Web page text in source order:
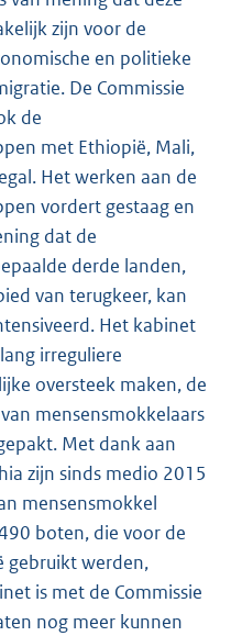
zijn voor de
en politieke
De Commissie
de
met Ethiopië, Mali,
Het werken aan de
vordert gestaag en
dat de
derde landen,
van terugkeer, kan
Het kabinet
irreguliere
oversteek maken, de
mensensmokkelaars
Met dank aan
zijn sinds medio 2015
mensensmokkel
boten, die voor de
gebruikt werden,
is met de Commissie
nog meer kunnen